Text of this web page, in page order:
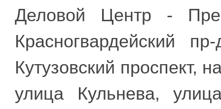
Деловой Центр -
Красногвардейский
Кутузовский проспект,
улица Кульнева,